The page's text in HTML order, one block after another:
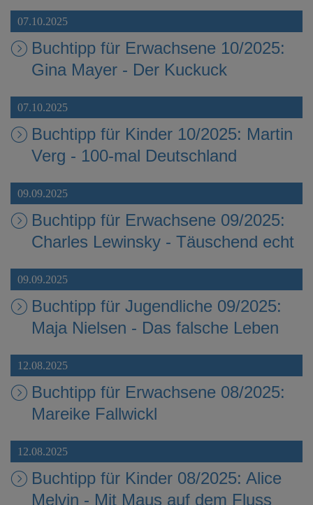
07.10.2025
Buchtipp für Erwachsene 10/2025:
Gina Mayer - Der Kuckuck
07.10.2025
Buchtipp für Kinder 10/2025: Martin
Verg - 100-mal Deutschland
09.09.2025
Buchtipp für Erwachsene 09/2025:
Charles Lewinsky - Täuschend echt
09.09.2025
Buchtipp für Jugendliche 09/2025:
Maja Nielsen - Das falsche Leben
12.08.2025
Buchtipp für Erwachsene 08/2025:
Mareike Fallwickl
12.08.2025
Buchtipp für Kinder 08/2025: Alice
Melvin - Mit Maus auf dem Fluss